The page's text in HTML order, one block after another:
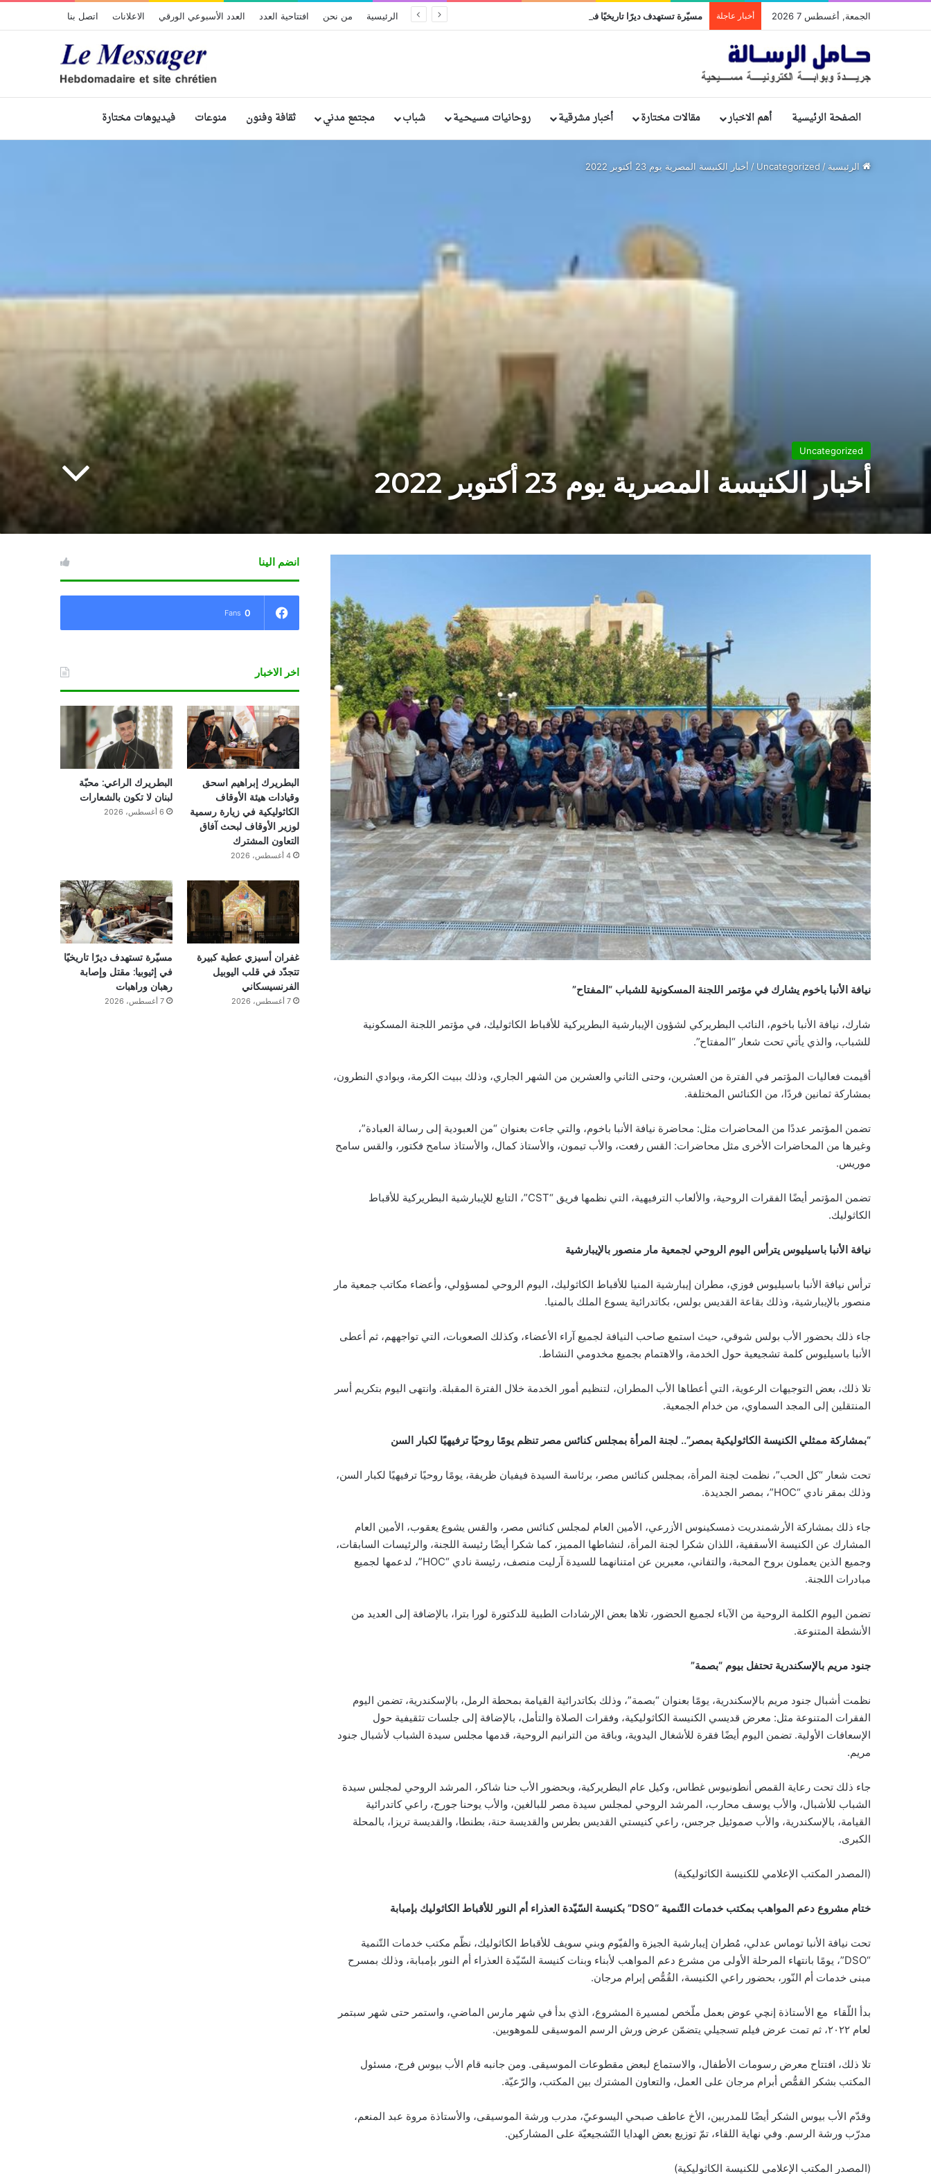
الجمعة, أغسطس 7 2026 أخبار عاجلة مسيّرة تستهدف ديرًا تاريخيًا في إثيوبيا: مقتل وإصابة رهبان وراهبات الرئيسية من نحن افتتاحية العدد العدد الأسبوعي الورقي الاعلانات اتصل بنا
الصفحة الرئيسية أهم الاخبار مقالات مختارة أخبار مشرقية روحانيات مسيحـية شباب مجتمع مدني ثقافة وفنون منوعات فيديوهات مختارة
الرئيسية /
Uncategorized
/ أخبار الكنيسة المصرية يوم 23 أكتوبر 2022
Uncategorized
أخبار الكنيسة المصرية يوم 23 أكتوبر 2022
نيافة الأنبا باخوم يشارك في مؤتمر اللجنة المسكونية للشباب “المفتاح”
شارك، نيافة الأنبا باخوم، النائب البطريركي لشؤون الإيبارشية البطريركية للأقباط الكاثوليك، في مؤتمر اللجنة المسكونية
للشباب، والذي يأتي تحت شعار “المفتاح”.
أقيمت فعاليات المؤتمر في الفترة من العشرين، وحتى الثاني والعشرين من الشهر الجاري، وذلك ببيت الكرمة، وبوادي النطرون،
بمشاركة ثمانين فردًا، من الكنائس المختلفة.
تضمن المؤتمر عددًا من المحاضرات مثل: محاضرة نيافة الأنبا باخوم، والتي جاءت بعنوان “من العبودية إلى رسالة العبادة”،
وغيرها من المحاضرات الأخرى مثل محاضرات: القس رفعت، والأب تيمون، والأستاذ كمال، والأستاذ سامح فكتور، والقس سامح
موريس.
تضمن المؤتمر أيضًا الفقرات الروحية، والألعاب الترفيهية، التي نظمها فريق “CST”، التابع للإيبارشية البطريركية للأقباط
الكاثوليك.
نيافة الأنبا باسيليوس يترأس اليوم الروحي لجمعية مار منصور بالإيبارشية
ترأس نيافة الأنبا باسيليوس فوزي، مطران إيبارشية المنيا للأقباط الكاثوليك، اليوم الروحي لمسؤولي، وأعضاء مكاتب جمعية مار
منصور بالإيبارشية، وذلك بقاعة القديس بولس، بكاتدرائية يسوع الملك بالمنيا.
جاء ذلك بحضور الأب بولس شوقي، حيث استمع صاحب النيافة لجميع آراء الأعضاء، وكذلك الصعوبات، التي تواجههم، ثم أعطى
الأنبا باسيليوس كلمة تشجيعية حول الخدمة، والاهتمام بجميع مخدومي النشاط.
تلا ذلك، بعض التوجيهات الرعوية، التي أعطاها الأب المطران، لتنظيم أمور الخدمة خلال الفترة المقبلة. وانتهى اليوم بتكريم أسر
المنتقلين إلى المجد السماوي، من خدام الجمعية.
“بمشاركة ممثلي الكنيسة الكاثوليكية بمصر”.. لجنة المرأة بمجلس كنائس مصر تنظم يومًا روحيًا ترفيهيًا لكبار السن
تحت شعار “كل الحب”، نظمت لجنة المرأة، بمجلس كنائس مصر، برئاسة السيدة فيفيان ظريفة، يومًا روحيًا ترفيهيًا لكبار السن،
وذلك بمقر نادي “HOC”، بمصر الجديدة.
جاء ذلك بمشاركة الأرشمندريت ذمسكينوس الأزرعي، الأمين العام لمجلس كنائس مصر، والقس يشوع يعقوب، الأمين العام
المشارك عن الكنيسة الأسقفية، اللذان شكرا لجنة المرأة، لنشاطها المميز، كما شكرا أيضًا رئيسة اللجنة، والرئيسات السابقات،
وجميع الذين يعملون بروح المحبة، والتفاني، معبرين عن امتنانهما للسيدة آرليت منصف، رئيسة نادي “HOC”، لدعمها لجميع
مبادرات اللجنة.
تضمن اليوم الكلمة الروحية من الآباء لجميع الحضور، تلاها بعض الإرشادات الطبية للدكتورة لورا بترا، بالإضافة إلى العديد من
الأنشطة المتنوعة.
جنود مريم بالإسكندرية تحتفل بيوم “بصمة”
نظمت أشبال جنود مريم بالإسكندرية، يومًا بعنوان “بصمة”، وذلك بكاتدرائية القيامة بمحطة الرمل، بالإسكندرية، تضمن اليوم
الفقرات المتنوعة مثل: معرض قديسي الكنيسة الكاثوليكية، وفقرات الصلاة والتأمل، بالإضافة إلى جلسات تثقيفية حول
الإسعافات الأولية. تضمن اليوم أيضًا فقرة للأشغال اليدوية، وباقة من الترانيم الروحية، قدمها مجلس سيدة الشباب لأشبال جنود
مريم.
جاء ذلك تحت رعاية القمص أنطونيوس غطاس، وكيل عام البطريركية، وبحضور الأب حنا شاكر، المرشد الروحي لمجلس سيدة
الشباب للأشبال، والأب يوسف محارب، المرشد الروحي لمجلس سيدة مصر للبالغين، والأب يوحنا جورج، راعي كاتدرائية
القيامة، بالإسكندرية، والأب صموئيل جرجس، راعي كنيستي القديس بطرس والقديسة حنة، بطنطا، والقديسة تريزا، بالمحلة
الكبرى.
(المصدر المكتب الإعلامي للكنيسة الكاثوليكية)
ختام مشروع دعم المواهب بمكتب خدمات التّنمية “DSO” بكنيسة السّيّدة العذراء أم النور للأقباط الكاثوليك بإمبابة
تحت نيافة الأنبا توماس عدلي، مُطران إيبارشية الجيزة والفيّوم وبني سويف للأقباط الكاثوليك، نظّم مكتب خدمات التّنمية
“DSO”، يومًا بانتهاء المرحلة الأولى من مشرع دعم المواهب لأبناء وبنات كنيسة السّيّدة العذراء أم النور بإمبابة، وذلك بمسرح
مبنى خدمات أم النّور، بحضور راعي الكنيسة، القُمُّص إبرام مرجان.
بدأ اللّقاء مع الأستاذة إنچي عوض بعمل ملّخص لمسيرة المشروع، الذي بدأ في شهر مارس الماضي، واستمر حتى شهر سبتمر
لعام ٢٠٢٢، ثم تمت عرض فيلم تسجيلي يتضمّن عرض ورش الرسم الموسيقى للموهوبين.
تلا ذلك، افتتاح معرض رسومات الأطفال، والاستماع لبعض مقطوعات الموسيقى. ومن جانبه قام الأب بيوس فرج، مسئول
المكتب بشكر القمُّص أبرام مرجان على العمل، والتعاون المشترك بين المكتب، والرّعيّة.
وقدّم الأب بيوس الشكر أيضًا للمدربين، الأخ عاطف صبحي اليسوعيّ، مدرب ورشة الموسيقى، والأستاذة مروة عبد المنعم،
مدرّب ورشة الرسم. وفي نهاية اللقاء، تمّ توزيع بعض الهدايا التّشجيعيّة على المشاركين.
(المصدر المكتب الإعلامي للكنيسة الكاثوليكية)
عن المحتاجين في غزة
دعوة مشتركة لتجديد الإيمان وترسيخ السلام
والحوار.. رسالة دائرة الحوار بين الأديان
بمناسبة رمضان وعيد الفطر
انضم الينا
0
Fans
اخر الاخبار
البطريرك إبراهيم اسحق
وقيادات هيئة الأوقاف
الكاثوليكية في زيارة رسمية
لوزير الأوقاف لبحث آفاق
التعاون المشترك
4 أغسطس، 2026
البطريرك الراعي: محبّة
لبنان لا تكون بالشعارات
6 أغسطس، 2026
غفران أسيزي عطية كبيرة
تتجدّد في قلب اليوبيل
الفرنسيسكاني
7 أغسطس، 2026
مسيّرة تستهدف ديرًا تاريخيًا
في إثيوبيا: مقتل وإصابة
رهبان وراهبات
7 أغسطس، 2026